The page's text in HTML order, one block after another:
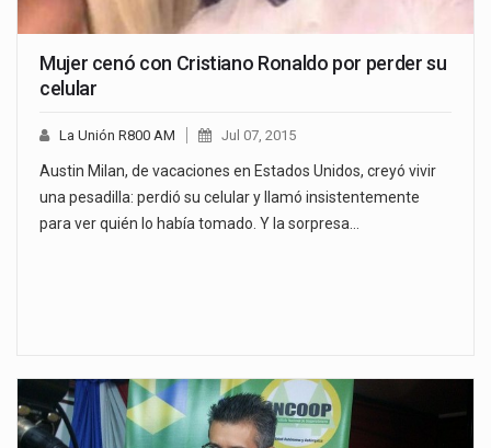
Mujer cenó con Cristiano Ronaldo por perder su
celular
La Unión R800 AM Jul 07, 2015
Austin Milan, de vacaciones en Estados Unidos, creyó vivir
una pesadilla: perdió su celular y llamó insistentemente
para ver quién lo había tomado. Y la sorpresa…